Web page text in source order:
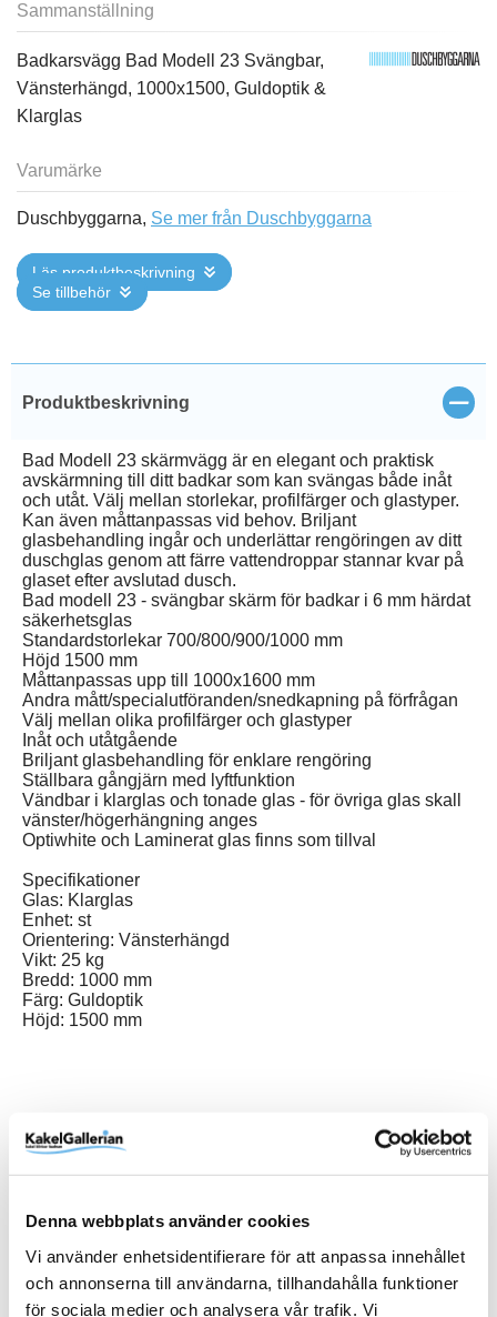
Denna webbplats använder cookies
Vi använder enhetsidentifierare för att anpassa innehållet
och annonserna till användarna, tillhandahålla funktioner
för sociala medier och analysera vår trafik. Vi
Sammanställning
Badkarsvägg Bad Modell 23 Svängbar,
Vänsterhängd, 1000x1500, Guldoptik &
Klarglas
Varumärke
Duschbyggarna, Se mer från Duschbyggarna
Läs produktbeskrivning
Se tillbehör
Produktbeskrivning Stäng
Bad Modell 23 skärmvägg är en elegant och praktisk
avskärmning till ditt badkar som kan svängas både inåt
och utåt. Välj mellan storlekar, profilfärger och glastyper.
Kan även måttanpassas vid behov. Briljant
glasbehandling ingår och underlättar rengöringen av ditt
duschglas genom att färre vattendroppar stannar kvar på
glaset efter avslutad dusch.
Bad modell 23 - svängbar skärm för badkar i 6 mm härdat
säkerhetsglas
Standardstorlekar 700/800/900/1000 mm
Höjd 1500 mm
Måttanpassas upp till 1000x1600 mm
Andra mått/specialutföranden/snedkapning på förfrågan
Välj mellan olika profilfärger och glastyper
Inåt och utåtgående
Briljant glasbehandling för enklare rengöring
Ställbara gångjärn med lyftfunktion
Vändbar i klarglas och tonade glas - för övriga glas skall
vänster/högerhängning anges
Optiwhite och Laminerat glas finns som tillval
Specifikationer
Glas: Klarglas
Enhet: st
Orientering: Vänsterhängd
Vikt: 25 kg
Bredd: 1000 mm
Färg: Guldoptik
Höjd: 1500 mm
Produktinformation
Bredd (mm) 1000 mm
Höjd (mm) 1500 mm